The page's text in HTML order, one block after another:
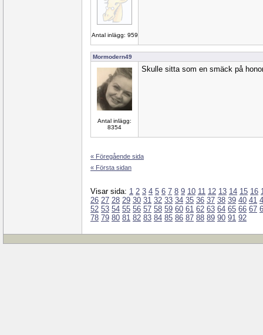
Antal inlägg: 959
Mormodern49
Antal inlägg:
8354
Skulle sitta som en smäck på
« Föregående sida
« Första sidan
Visar sida: 1 2 3 4 5 6 7 8 9 10 11 12 13 14 15 16
26 27 28 29 30 31 32 33 34 35 36 37 38 39 40 41
52 53 54 55 56 57 58 59 60 61 62 63 64 65 66 67
78 79 80 81 82 83 84 85 86 87 88 89 90 91 92